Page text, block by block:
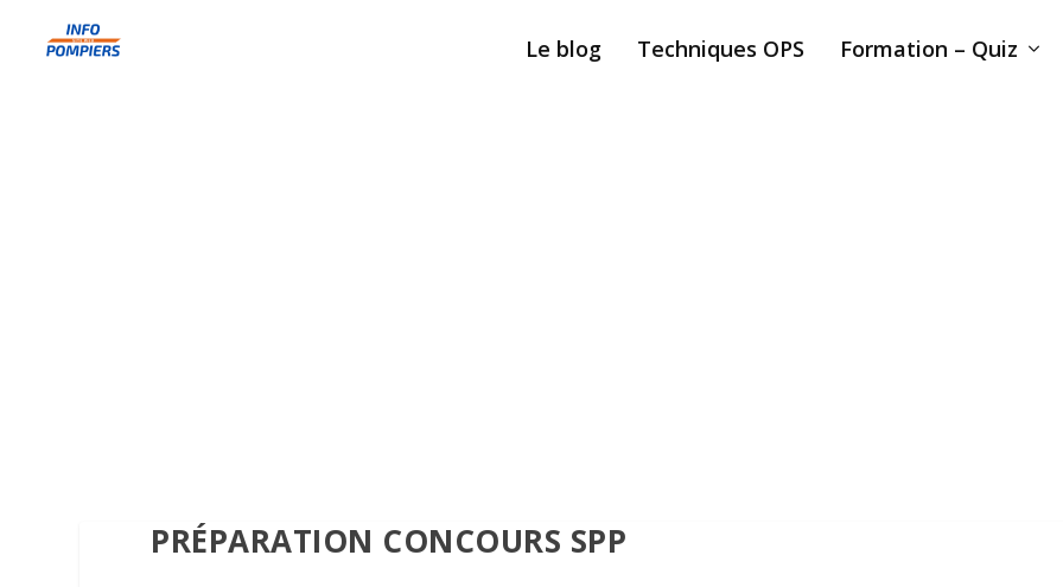
Le blog Techniques OPS Formation – Quiz
PRÉPARATION CONCOURS SPP